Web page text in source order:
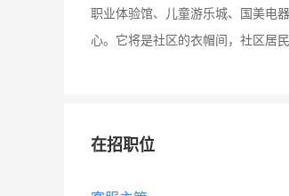
职业体验馆、儿童游乐城、国美电
心。它将是社区的衣帽间，社区居
在招职位